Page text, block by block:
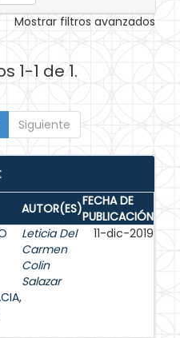
Mostrar filtros avanzados
1-1 de 1.
Siguiente
AUTOR(ES)FECHA DE
PUBLICACIÓN
Leticia Del
Carmen
Colin
Salazar
11-dic-2019